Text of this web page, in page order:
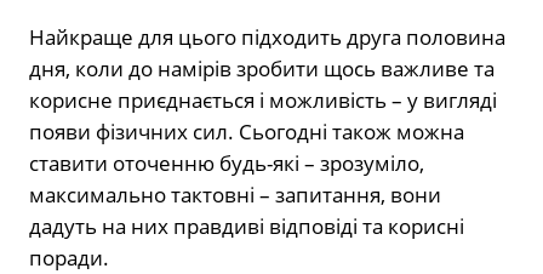
Найкраще для цього підходить друга половина
дня, коли до намірів зробити щось важливе та
корисне приєднається і можливість – у вигляді
появи фізичних сил. Сьогодні також можна
ставити оточенню будь-які – зрозуміло,
максимально тактовні – запитання, вони
дадуть на них правдиві відповіді та корисні
поради.